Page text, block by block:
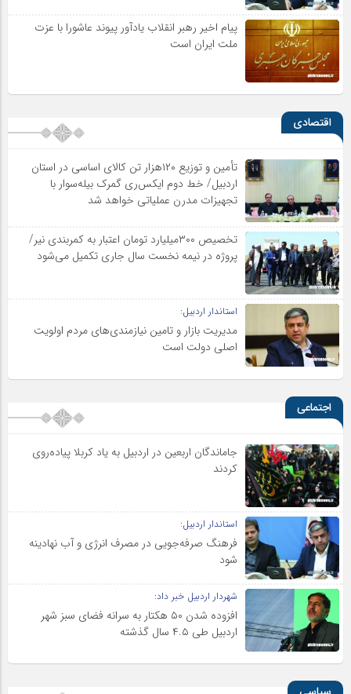
پیام اخیر رهبر انقلاب یادآور پیوند عاشورا با عزت
ملت ایران است
اقتصادی
تأمین و توزیع ۱۲۰هزار تن کالای اساسی در استان
اردبیل/ خط دوم ایکس‌ری گمرک بیله‌سوار با
تجهیزات مدرن عملیاتی خواهد شد
تخصیص ۳۰۰میلیارد تومان اعتبار به کمربندی نیر/
پروژه در نیمه نخست سال جاری تکمیل می‌شود
استاندار اردبیل:
مدیریت بازار و تامین نیازمندی‌های مردم اولویت‌
اصلی دولت است
اجتماعی
جاماندگان اربعین در اردبیل به یاد کربلا پیاده‌روی
کردند
استاندار اردبیل:
فرهنگ صرفه‌جویی در مصرف انرژی و آب نهادینه
شود
شهردار اردبیل خبر داد:
افزوده شدن ۵۰ هکتار به سرانه فضای سبز شهر
اردبیل طی ۴.۵ سال گذشته